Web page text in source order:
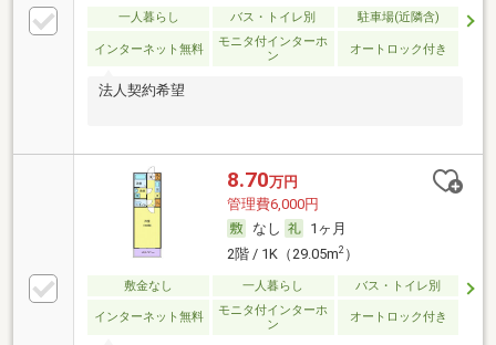
一人暮らし バス・トイレ別 駐車場(近隣含)
インターネット無料
モニタ付インターホ
ン
オートロック付き
法人契約希望
8.70万円
管理費6,000円
なし
1ヶ月
2階 / 1K（29.05m2）
敷金なし 一人暮らし バス・トイレ別
インターネット無料
モニタ付インターホ
ン
オートロック付き